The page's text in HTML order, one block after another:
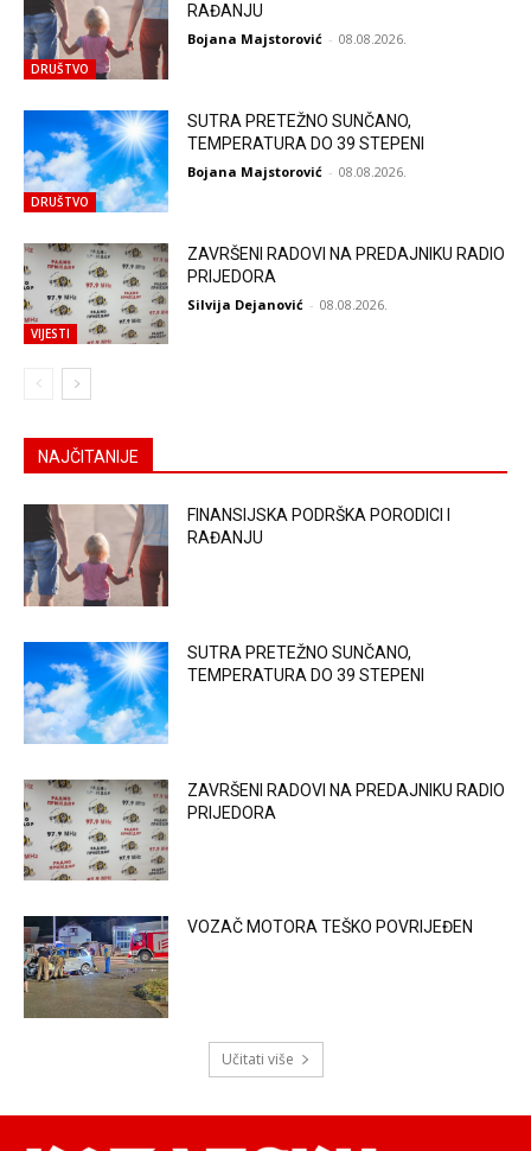
DRUŠTVO
RAĐANJU
Bojana Majstorović - 08.08.2026.
DRUŠTVO
SUTRA PRETEŽNO SUNČANO,
TEMPERATURA DO 39 STEPENI
Bojana Majstorović - 08.08.2026.
VIJESTI
ZAVRŠENI RADOVI NA PREDAJNIKU RADIO
PRIJEDORA
Silvija Dejanović - 08.08.2026.
NAJČITANIJE
FINANSIJSKA PODRŠKA PORODICI I
RAĐANJU
SUTRA PRETEŽNO SUNČANO,
TEMPERATURA DO 39 STEPENI
ZAVRŠENI RADOVI NA PREDAJNIKU RADIO
PRIJEDORA
VOZAČ MOTORA TEŠKO POVRIJEĐEN
Učitati više